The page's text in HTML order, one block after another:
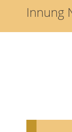
Innung